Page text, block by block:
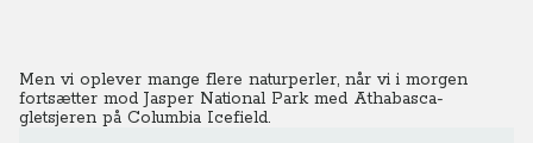
Men vi oplever mange flere naturperler, når vi i morgen
fortsætter mod Jasper National Park med Athabasca-
gletsjeren på Columbia Icefield.